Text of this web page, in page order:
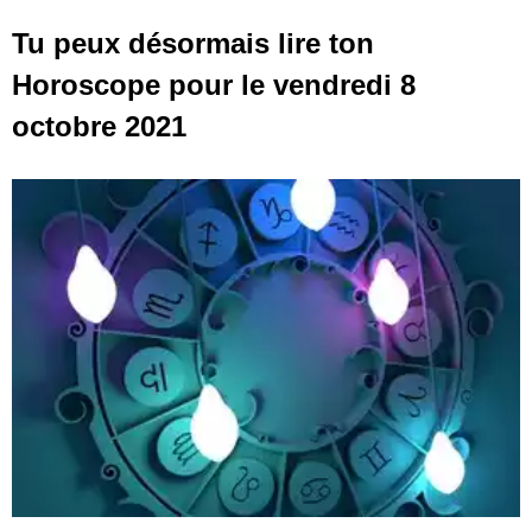
Tu peux désormais lire ton
Horoscope pour le vendredi 8
octobre 2021